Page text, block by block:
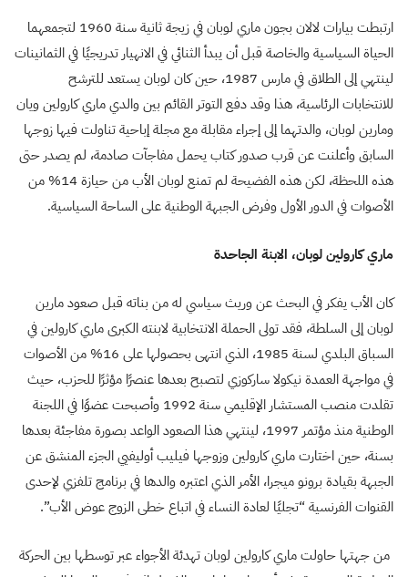
ارتبطت بيارات لالان بجون ماري لوبان في زيجة ثانية سنة 1960 لتجمعهما
الحياة السياسية والخاصة قبل أن يبدأ الثنائي في الانهيار تدريجيًا في الثمانينات
لينتهي إلى الطلاق في مارس 1987، حين كان لوبان يستعد للترشح
للانتخابات الرئاسية، هذا وقد دفع التوتر القائم بين والدي ماري كارولين ويان
ومارين لوبان، والدتهما إلى إجراء مقابلة مع مجلة إباحية تناولت فيها زوجها
السابق وأعلنت عن قرب صدور كتاب يحمل مفاجآت صادمة، لم يصدر حتى
هذه اللحظة، لكن هذه الفضيحة لم تمنع لوبان الأب من حيازة 14% من
الأصوات في الدور الأول وفرض الجبهة الوطنية على الساحة السياسية.
ماري كارولين لوبان، الابنة الجاحدة
كان الأب يفكر في البحث عن وريث سياسي له من بناته قبل صعود مارين
لوبان إلى السلطة، فقد تولى الحملة الانتخابية لابنته الكبرى ماري كارولين في
السباق البلدي لسنة 1985، الذي انتهى بحصولها على 16% من الأصوات
في مواجهة العمدة نيكولا ساركوزي لتصبح بعدها عنصرًا مؤثرًا للحزب، حيث
تقلدت منصب المستشار الإقليمي سنة 1992 وأصبحت عضوًا في اللجنة
الوطنية منذ مؤتمر 1997، لينتهي هذا الصعود الواعد بصورة مفاجئة بعدها
بسنة، حين اختارت ماري كارولين وزوجها فيليب أوليفيي الجزء المنشق عن
الجبهة بقيادة برونو ميجرا، الأمر الذي اعتبره والدها في برنامج تلفزي لإحدى
القنوات الفرنسية “تجليًا لعادة النساء في اتباع خطى الزوج عوض الأب”.
من جهتها حاولت ماري كارولين لوبان تهدئة الأجواء عبر توسطها بين الحركة